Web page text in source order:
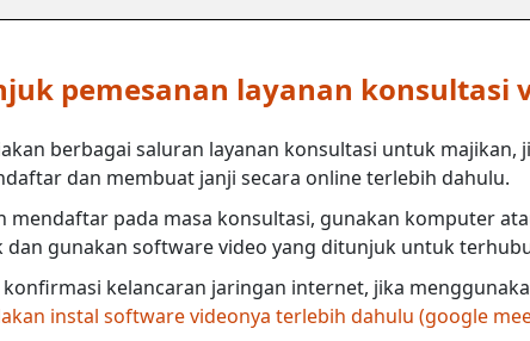
pemesanan layanan konsultasi
berbagai saluran layanan konsultasi untuk
dan membuat janji secara online terlebih dahulu.
mendaftar pada masa konsultasi, gunakan komputer
dan gunakan software video yang ditunjuk untuk
kelancaran jaringan internet, jika
instal software videonya terlebih dahulu (google